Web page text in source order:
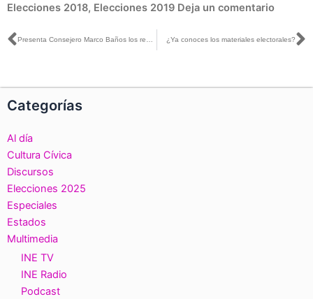
Elecciones 2018, Elecciones 2019 Deja un comentario
Ant ¿Ya conoces los materiales electorales?
Categorías
Al día
Cultura Cívica
Discursos
Elecciones 2025
Especiales
Estados
Multimedia
INE TV
INE Radio
Podcast